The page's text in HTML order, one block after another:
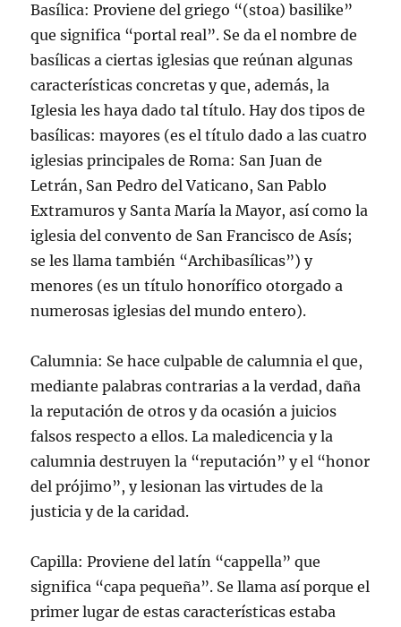
Basílica: Proviene del griego “(stoa) basilike”
que significa “portal real”. Se da el nombre de
basílicas a ciertas iglesias que reúnan algunas
características concretas y que, además, la
Iglesia les haya dado tal título. Hay dos tipos de
basílicas: mayores (es el título dado a las cuatro
iglesias principales de Roma: San Juan de
Letrán, San Pedro del Vaticano, San Pablo
Extramuros y Santa María la Mayor, así como la
iglesia del convento de San Francisco de Asís;
se les llama también “Archibasílicas”) y
menores (es un título honorífico otorgado a
numerosas iglesias del mundo entero).
Calumnia: Se hace culpable de calumnia el que,
mediante palabras contrarias a la verdad, daña
la reputación de otros y da ocasión a juicios
falsos respecto a ellos. La maledicencia y la
calumnia destruyen la “reputación” y el “honor
del prójimo”, y lesionan las virtudes de la
justicia y de la caridad.
Capilla: Proviene del latín “cappella” que
significa “capa pequeña”. Se llama así porque el
primer lugar de estas características estaba